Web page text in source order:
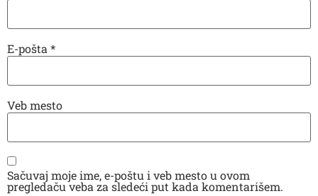
E-pošta *
Veb mesto
Sačuvaj moje ime, e-poštu i veb mesto u ovom
pregledaču veba za sledeći put kada komentarišem.